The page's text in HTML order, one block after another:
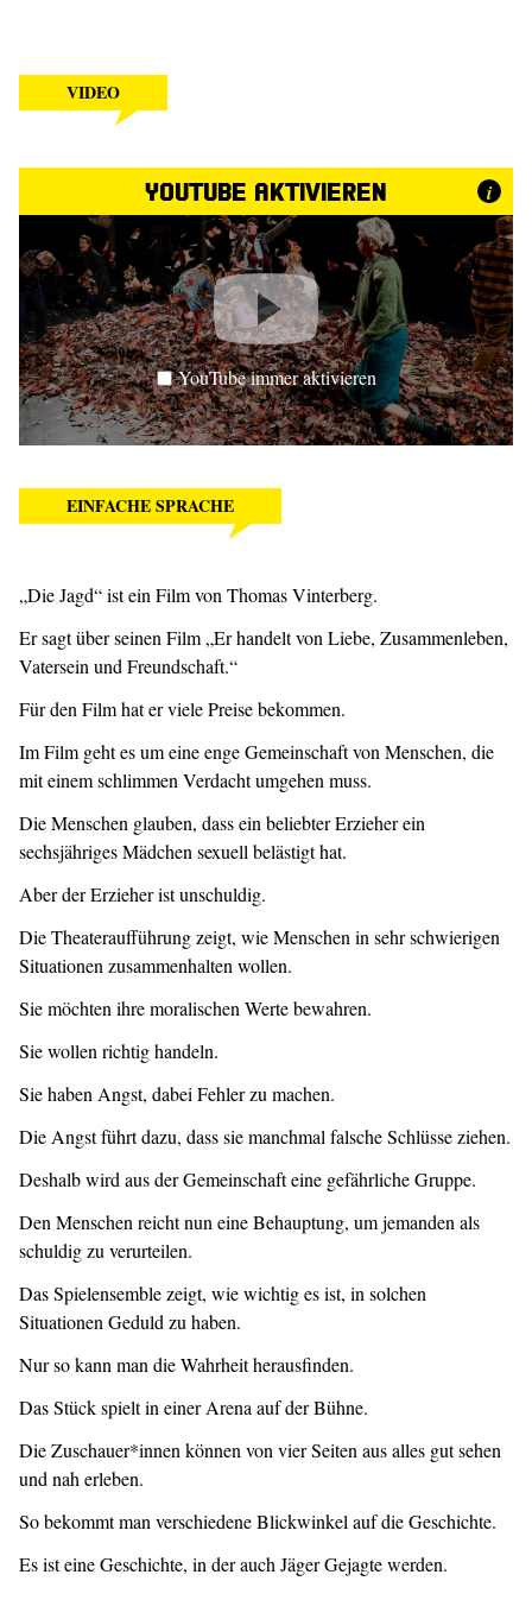
VIDEO
YouTube aktivieren i
YouTube immer aktivieren
EINFACHE SPRACHE
„Die Jagd“ ist ein Film von Thomas Vinterberg.
Er sagt über seinen Film „Er handelt von Liebe, Zusammenleben,
Vatersein und Freundschaft.“
Für den Film hat er viele Preise bekommen.
Im Film geht es um eine enge Gemeinschaft von Menschen, die
mit einem schlimmen Verdacht umgehen muss.
Die Menschen glauben, dass ein beliebter Erzieher ein
sechsjähriges Mädchen sexuell belästigt hat.
Aber der Erzieher ist unschuldig.
Die Theateraufführung zeigt, wie Menschen in sehr schwierigen
Situationen zusammenhalten wollen.
Sie möchten ihre moralischen Werte bewahren.
Sie wollen richtig handeln.
Sie haben Angst, dabei Fehler zu machen.
Die Angst führt dazu, dass sie manchmal falsche Schlüsse ziehen.
Deshalb wird aus der Gemeinschaft eine gefährliche Gruppe.
Den Menschen reicht nun eine Behauptung, um jemanden als
schuldig zu verurteilen.
Das Spielensemble zeigt, wie wichtig es ist, in solchen
Situationen Geduld zu haben.
Nur so kann man die Wahrheit herausfinden.
Das Stück spielt in einer Arena auf der Bühne.
Die Zuschauer*innen können von vier Seiten aus alles gut sehen
und nah erleben.
So bekommt man verschiedene Blickwinkel auf die Geschichte.
Es ist eine Geschichte, in der auch Jäger Gejagte werden.